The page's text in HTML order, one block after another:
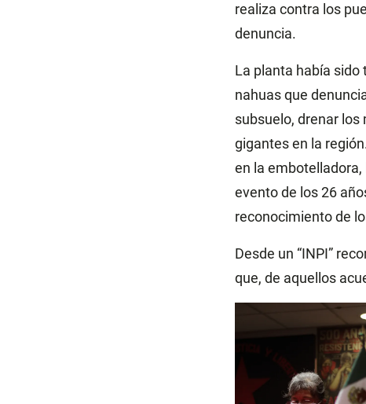
realiza contra los
denuncia.
La planta había sido
nahuas que
subsuelo, drenar
gigantes en la
en la embotelladora,
evento de los 26
reconocimiento de
Desde un “INPI”
que, de aquellos